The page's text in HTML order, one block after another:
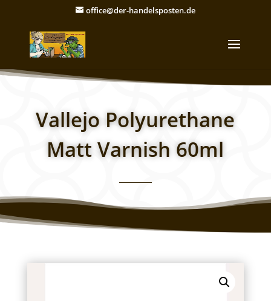
office@der-handelsposten.de
Vallejo Polyurethane
Matt Varnish 60ml